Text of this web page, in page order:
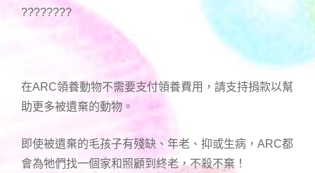
????????
在ARC領養動物不需要支付領養費用，請支持捐款以幫
助更多被遺棄的動物。
即使被遺棄的毛孩子有殘缺、年老、抑或生病，ARC都
會為牠們找一個家和照顧到終老，不殺不棄！